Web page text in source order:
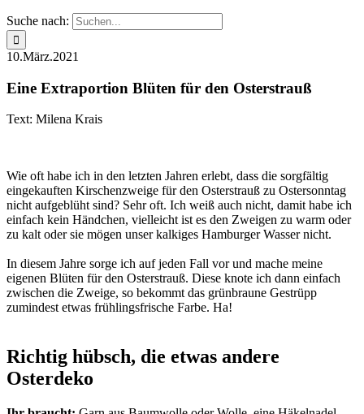
Suche nach:
10.März.2021
Eine Extraportion Blüten für den Osterstrauß
Text: Milena Krais
Wie oft habe ich in den letzten Jahren erlebt, dass die sorgfältig
eingekauften Kirschenzweige für den Osterstrauß zu Ostersonntag
nicht aufgeblüht sind? Sehr oft. Ich weiß auch nicht, damit habe ich
einfach kein Händchen, vielleicht ist es den Zweigen zu warm oder
zu kalt oder sie mögen unser kalkiges Hamburger Wasser nicht.
In diesem Jahre sorge ich auf jeden Fall vor und mache meine
eigenen Blüten für den Osterstrauß. Diese knote ich dann einfach
zwischen die Zweige, so bekommt das grünbraune Gestrüpp
zumindest etwas frühlingsfrische Farbe. Ha!
Richtig hübsch, die etwas andere
Osterdeko